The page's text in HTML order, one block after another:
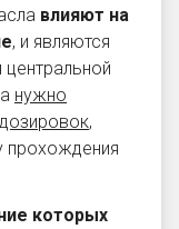
влияют на
, и являются
нужно
,
прохождения
которых